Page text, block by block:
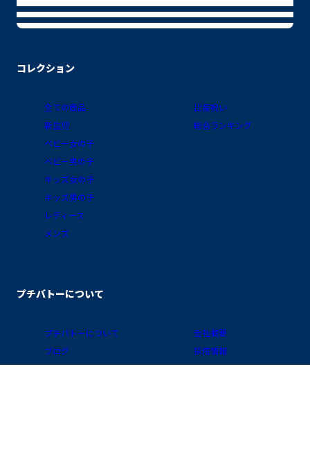
コレクション
全ての商品
新生児
ベビー女の子
ベビー男の子
キッズ女の子
キッズ男の子
レディース
メンズ
出産祝い
総合ランキング
プチバトーについて
プチバトーについて
ブログ
会社概要
採用情報